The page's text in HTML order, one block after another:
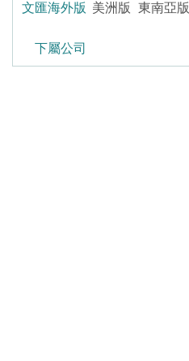
文匯海外版 美洲版 東南亞版
下屬公司